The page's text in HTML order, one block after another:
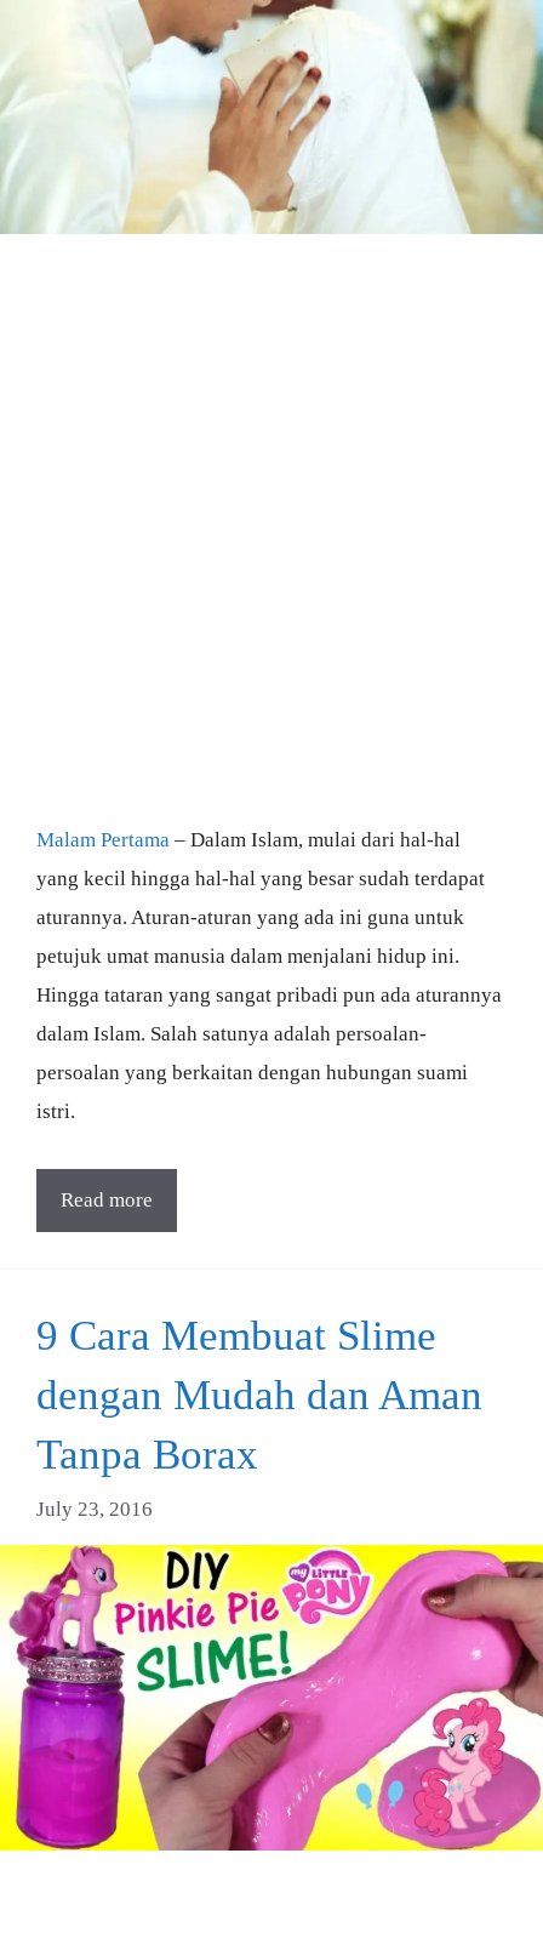
Malam Pertama – Dalam Islam, mulai dari hal-hal
yang kecil hingga hal-hal yang besar sudah terdapat
aturannya. Aturan-aturan yang ada ini guna untuk
petujuk umat manusia dalam menjalani hidup ini.
Hingga tataran yang sangat pribadi pun ada aturannya
dalam Islam. Salah satunya adalah persoalan-
persoalan yang berkaitan dengan hubungan suami
istri.
Read more
9 Cara Membuat Slime
dengan Mudah dan Aman
Tanpa Borax
July 23, 2016